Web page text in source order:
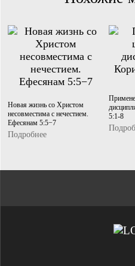
Служение
Служение
Новая жизнь со Христом
несовместима с нечестием.
Ефесянам 5:5−7
Подробнее
5:1-8